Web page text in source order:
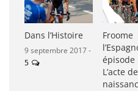
Dans l’Histoire
9 septembre 2017 -
5
Froome
épisode
L’acte de